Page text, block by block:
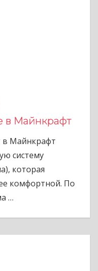
в Майнкрафт
в Майнкрафт
систему
которая
комфортной. По
…